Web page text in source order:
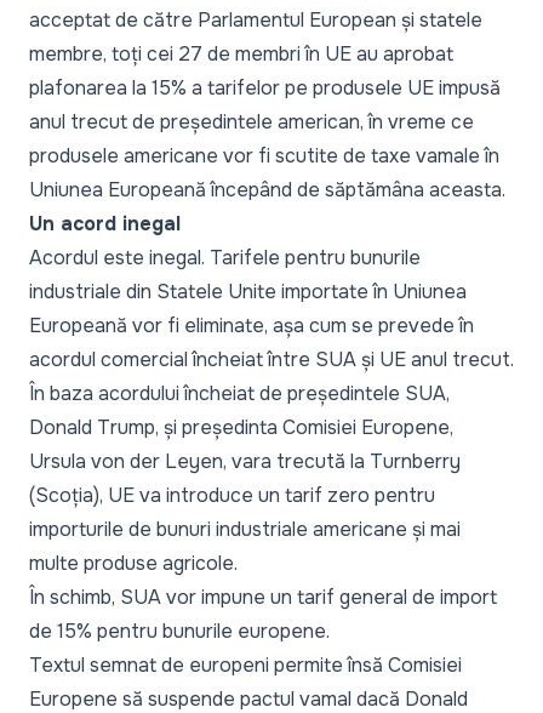
acceptat de către Parlamentul European și statele
membre, toți cei 27 de membri în UE au aprobat
plafonarea la 15% a tarifelor pe produsele UE impusă
anul trecut de președintele american, în vreme ce
produsele americane vor fi scutite de taxe vamale în
Uniunea Europeană începând de săptămâna aceasta.
Un acord inegal
Acordul este inegal. Tarifele pentru bunurile
industriale din Statele Unite importate în Uniunea
Europeană vor fi eliminate, așa cum se prevede în
acordul comercial încheiat între SUA și UE anul trecut.
În baza acordului încheiat de președintele SUA,
Donald Trump, și președinta Comisiei Europene,
Ursula von der Leyen, vara trecută la Turnberry
(Scoția), UE va introduce un tarif zero pentru
importurile de bunuri industriale americane și mai
multe produse agricole.
În schimb, SUA vor impune un tarif general de import
de 15% pentru bunurile europene.
Textul semnat de europeni permite însă Comisiei
Europene să suspende pactul vamal dacă Donald